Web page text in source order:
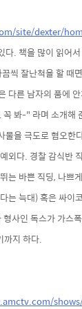
site/dexter/
다. 책을 많이 읽어
씩 잘난척을 할 때
다른 남자의 품에
봐-" 라며 소개해
물을 극도로 혐오한
외다. 경찰 감식반
는 바쁜 직딩, 나쁘
는 늑대) 혹은 싸이
사인 독스가 가스
까지 하다.